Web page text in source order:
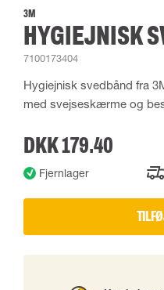
3M
HYGIEJNISK
7100173404
Hygiejnisk svedbånd fra
med svejseskærme og
DKK 179.40
Fjernlager